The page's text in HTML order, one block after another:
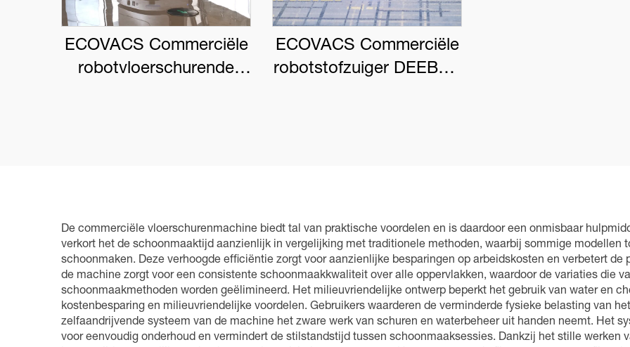
ECOVACS Commerciële
robotvloerschurende
ECOVACS Commerciële
robotstofzuiger DEEBOT
De commerciële vloerschurenmachine biedt tal van praktische voordelen en is daardoor een onmisbaar
verkort het de schoonmaaktijd aanzienlijk in vergelijking met traditionele methoden, waarbij sommige modellen
schoonmaken. Deze verhoogde efficiëntie zorgt voor aanzienlijke besparingen op arbeidskosten en verbetert
de machine zorgt voor een consistente schoonmaakkwaliteit over alle oppervlakken, waardoor de variaties die
schoonmaakmethoden worden geëlimineerd. Het milieuvriendelijke ontwerp beperkt het gebruik van water en
kostenbesparing en milieuvriendelijke voordelen. Gebruikers waarderen de verminderde fysieke belasting van
zelfaandrijvende systeem van de machine het zware werk van schuren en waterbeheer uit handen neemt. Het
voor eenvoudig onderhoud en vermindert de stilstandstijd tussen schoonmaaksessies. Dankzij het stille werken